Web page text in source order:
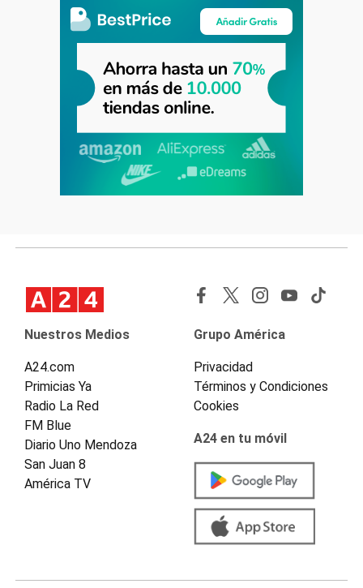
Nuestros Medios
A24.com
Primicias Ya
Radio La Red
FM Blue
Diario Uno Mendoza
San Juan 8
América TV
Grupo América
Privacidad
Términos y Condiciones
Cookies
A24 en tu móvil